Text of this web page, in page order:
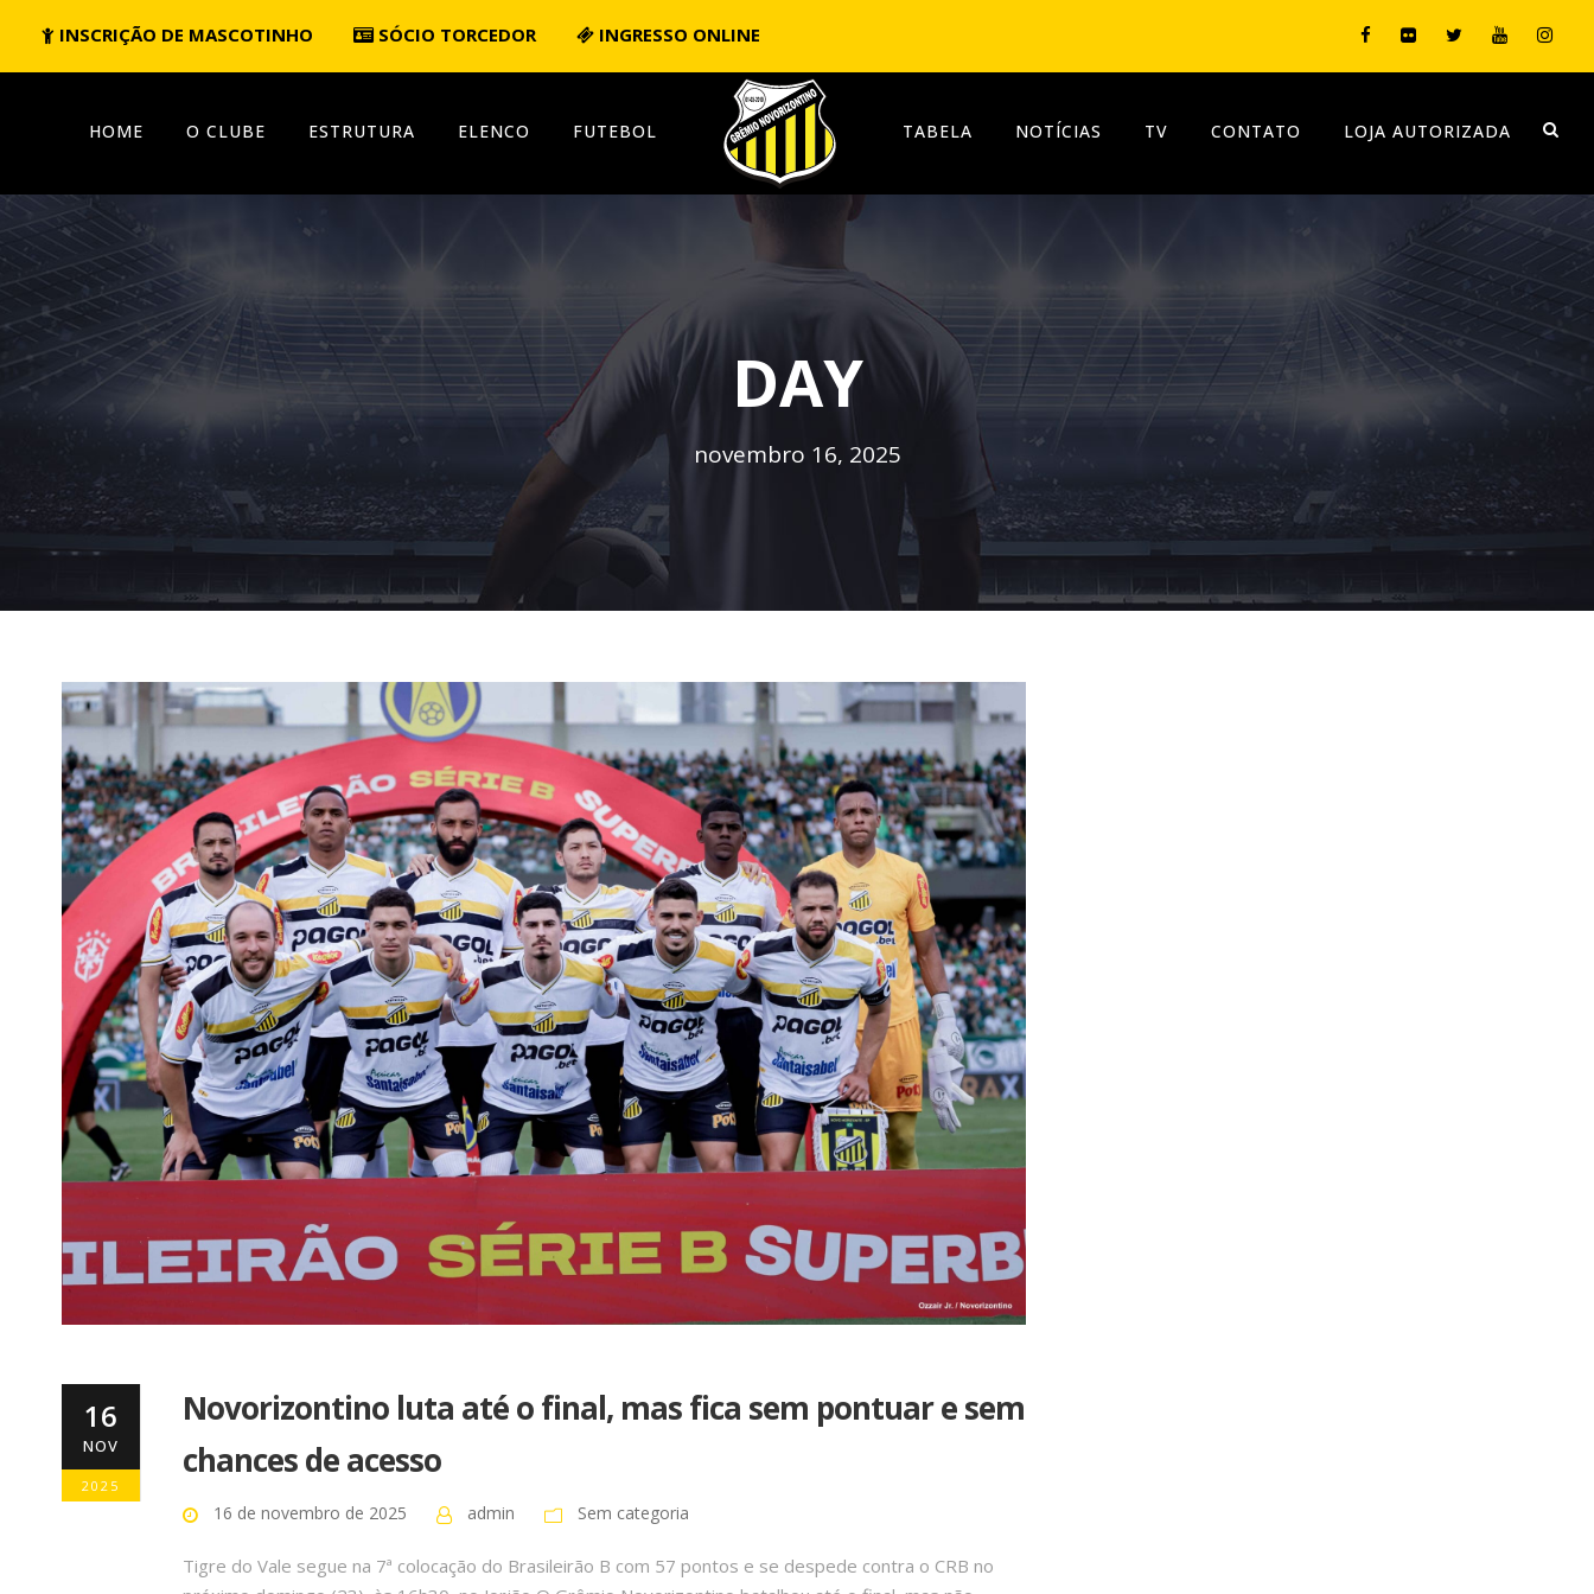
INSCRIÇÃO DE MASCOTINHO SÓCIO TORCEDOR INGRESSO ONLINE
HOME O CLUBE ESTRUTURA ELENCO FUTEBOL TABELA NOTÍCIAS TV CONTATO LOJA AUTORIZADA
DAY
novembro 16, 2025
16
NOV
2025
Novorizontino luta até o final, mas fica sem pontuar e sem
chances de acesso
16 de novembro de 2025 admin Sem categoria
Tigre do Vale segue na 7ª colocação do Brasileirão B com 57 pontos e se despede contra o CRB no